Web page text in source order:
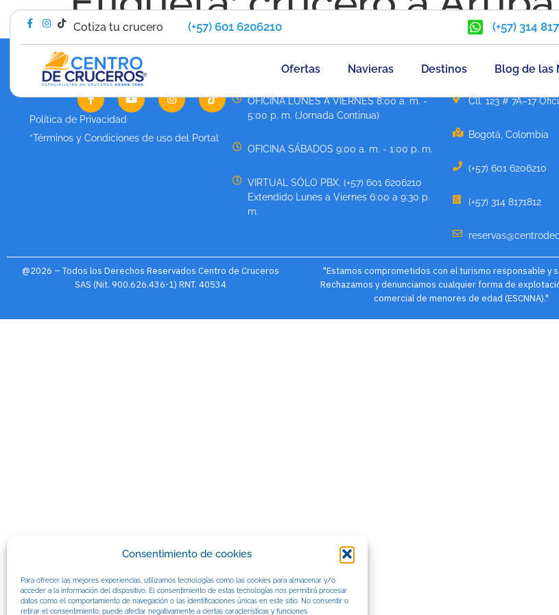
Consentimiento de cookies
Para ofrecer las mejores experiencias, utilizamos tecnologías como las cookies para almacenar y/o
acceder a la información del dispositivo. El consentimiento de estas tecnologías nos permitirá procesar
datos como el comportamiento de navegación o las identificaciones únicas en este sitio. No consentir o
retirar el consentimiento, puede afectar negativamente a ciertas características y funciones.
Cotiza tu crucero (+57) 601 6206210 (+57) 314
Ofertas Navieras Destinos Blog de las
Política de Privacidad
*Términos y Condiciones de uso del Portal
OFICINA LUNES A VIERNES 8:00 a. m. -
5:00 p. m. (Jornada Continua)
OFICINA SÁBADOS 9:00 a. m. - 1:00 p. m.
VIRTUAL SÓLO PBX. (+57) 601 6206210
Extendido Lunes a Viernes 6:00 a 9:30 p.
m.
Cll. 123 # 7A–17
Bogotá, Colombia
(+57) 601 6206210
(+57) 314 8171812
@2026 – Todos los Derechos Reservados Centro de Cruceros
SAS (Nit. 900.626.436-1) RNT. 40534
"Estamos comprometidos con el turismo responsable y
Rechazamos y denunciamos cualquier forma de
comercial de menores de edad (ESCNNA)."